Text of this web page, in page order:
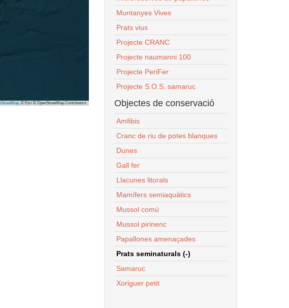
, © Esri © OpenStreetMap Contributors
Muntanyes Vives
Prats vius
Projecte CRANC
Projecte naumanni 100
Projecte PeriFer
Projecte S.O.S. samaruc
Objectes de conservació
Amfibis
Cranc de riu de potes blanques
Dunes
Gall fer
Llacunes litorals
Mamífers semiaquàtics
Mussol comú
Mussol pirinenc
Papallones amenaçades
Prats seminaturals (-)
Samaruc
Xoriguer petit